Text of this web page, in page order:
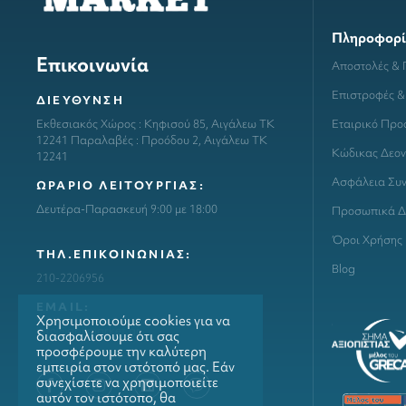
Επικοινωνία
ΔΙΕΥΘΥΝΣΗ
Εκθεσιακός Χώρος : Κηφισού 85, Αιγάλεω ΤΚ
12241 Παραλαβές : Προόδου 2, Αιγάλεω ΤΚ
12241
ΩΡΑΡΙΟ ΛΕΙΤΟΥΡΓΙΑΣ:
Δευτέρα-Παρασκευή 9:00 με 18:00
ΤΗΛ.ΕΠΙΚΟΙΝΩΝΙΑΣ:
210-2206956
ΕΜΑΙL:
info@grillmarket.gr
Αποστολές &
Επιστροφές
Εταιρικό
Κώδικας
Ασφάλεια
Προσωπικά
Όροι Χρήσης
Blog
Χρησιμοποιούμε cookies για να
διασφαλίσουμε ότι σας
προσφέρουμε την καλύτερη
εμπειρία στον ιστότοπό μας. Εάν
συνεχίσετε να χρησιμοποιείτε
αυτόν τον ιστότοπο, θα